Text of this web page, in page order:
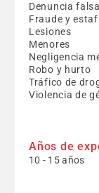
Denuncia
Fraude y
Lesiones
Menores
Negligencia
Robo y hurto
Tráfico de
Violencia de
Años de
10 - 15 años